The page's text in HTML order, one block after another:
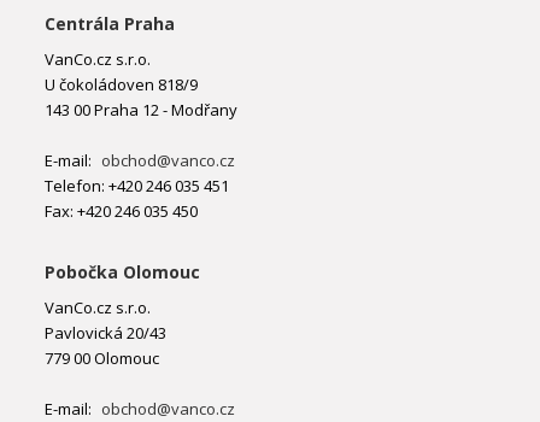
Centrála Praha
VanCo.cz s.r.o.
U čokoládoven 818/9
143 00 Praha 12 - Modřany
E-mail: obchod@vanco.cz
Telefon: +420 246 035 451
Fax: +420 246 035 450
Pobočka Olomouc
VanCo.cz s.r.o.
Pavlovická 20/43
779 00 Olomouc
E-mail: obchod@vanco.cz